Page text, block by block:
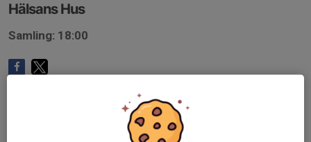
Hälsans Hus
Samling: 18:00